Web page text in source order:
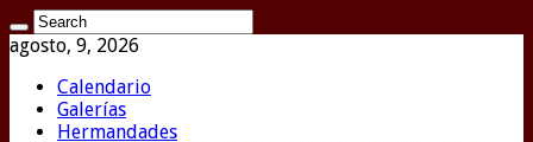
agosto, 9, 2026
Calendario
Galerías
Hermandades